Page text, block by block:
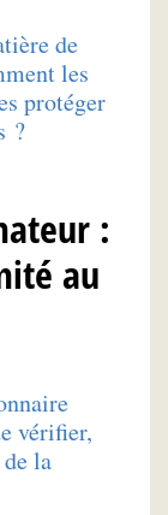
de
les
protéger
?
:
au
vérifier,
la